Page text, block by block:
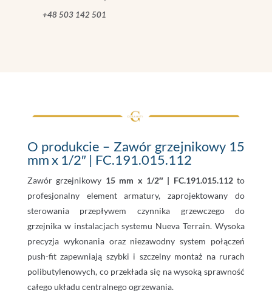
+48 503 142 501
O produkcie – Zawór grzejnikowy 15
mm x 1/2″ | FC.191.015.112
Zawór grzejnikowy 15 mm x 1/2″ | FC.191.015.112to
profesjonalny element armatury, zaprojektowany do
sterowania przepływem czynnika grzewczego do
grzejnika w instalacjach systemu Nueva Terrain. Wysoka
precyzja wykonania oraz niezawodny system połączeń
push-fit zapewniają szybki i szczelny montaż na rurach
polibutylenowych, co przekłada się na wysoką sprawność
całego układu centralnego ogrzewania.